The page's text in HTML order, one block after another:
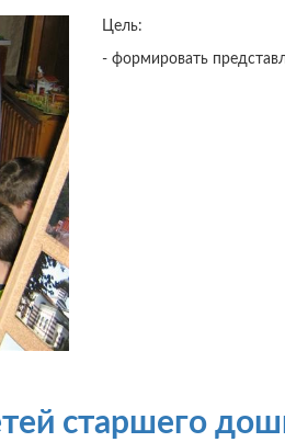
Цель:
- формировать
старшего